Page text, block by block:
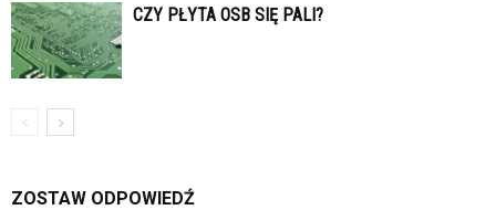
CZY PŁYTA OSB SIĘ PALI?
ZOSTAW ODPOWIEDŹ